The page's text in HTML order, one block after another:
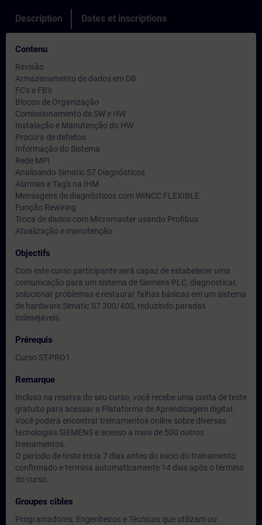
Description Dates et inscriptions
Contenu
Revisão
Armazenamento de dados em DB
FC's e FB's
Blocos de Organização
Comissionamento de SW e HW
Instalação e Manutenção do HW
Procura de defeitos
Informação do Sistema
Rede MPI
Analisando Simatic S7 Diagnósticos
Alarmes e Tag's na IHM
Mensagens de diagnósticos com WINCC FLEXIBLE
Função Rewiring
Troca de dados com Micromaster usando Profibus
Atualização e manutenção
Objectifs
Com este curso participante será capaz de estabelecer uma
comunicação para um sistema de Siemens PLC, diagnosticar,
solucionar problemas e restaurar falhas básicas em um sistema
de hardware Simatic S7 300/400, reduzindo paradas
indesejáveis.
Prérequis
Curso ST-PRO1.
Remarque
Incluso na reserva do seu curso, você recebe uma conta de teste
gratuito para acessar a Plataforma de Aprendizagem digital.
Você poderá encontrar treinamentos online sobre diversas
tecnologias SIEMENS e acesso a mais de 500 outros
treinamentos.
O período de teste inicia 7 dias antes do inicio do treinamento
confirmado e termina automaticamente 14 dias após o término
do curso.
Groupes cibles
Programadores, Engenheiros e Técnicos que utilizam ou